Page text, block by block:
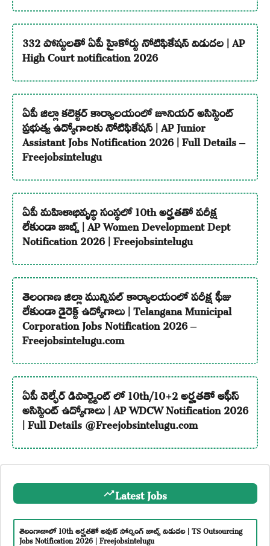
332 పోస్టులతో ఏపీ హైకోర్టు నోటిఫికేషన్ విడుదల | AP
High Court notification 2026
ఏపీ జిల్లా కలెక్టర్ కార్యాలయంలో జూనియర్ అసిస్టెంట్
ప్రభుత్వ ఉద్యోగాలకు నోటిఫికేషన్ | AP Junior
Assistant Jobs Notification 2026 | Full Details –
Freejobsintelugu
ఏపీ మహిళాభివృద్ధి సంస్థలో 10th అర్హతతో పరీక్ష
లేకుండా జాబ్స్ | AP Women Development Dept
Notification 2026 | Freejobsintelugu
తెలంగాణ జిల్లా మున్సిపల్ కార్యాలయంలో పరీక్ష ఫీజు
లేకుండా డైరెక్ట్ ఉద్యోగాలు | Telangana Municipal
Corporation Jobs Notification 2026 –
Freejobsintelugu.com
ఏపీ వెల్ఫేర్ డిపార్ట్మెంట్ లో 10th/10+2 అర్హతతో ఆఫీస్
అసిస్టెంట్ ఉద్యోగాలు | AP WDCW Notification 2026
| Full Details @Freejobsintelugu.com
Latest Jobs
తెలంగాణాలో 10th అర్హతతో అవుట్ సోర్సింగ్ జాబ్స్ విడుదల | TS Outsourcing
Jobs Notification 2026 | Freejobsintelugu